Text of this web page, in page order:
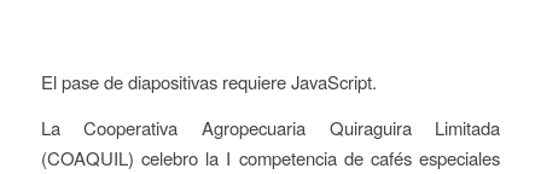
El pase de diapositivas requiere JavaScript.
La Cooperativa Agropecuaria Quiraguira Limitada
(COAQUIL) celebro la I competencia de cafés especiales